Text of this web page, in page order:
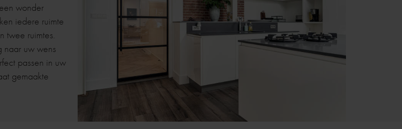
wonder
iedere ruimte
twee ruimtes.
naar uw wens
passen in uw
gemaakte